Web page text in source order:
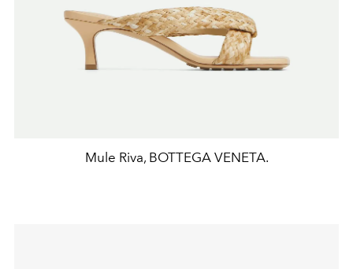
Mule Riva, BOTTEGA VENETA.